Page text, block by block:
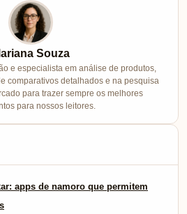
Souza
e especialista em análise de produtos,
comparativos detalhados e na pesquisa
para trazer sempre os melhores
para nossos leitores.
apps de namoro que permitem